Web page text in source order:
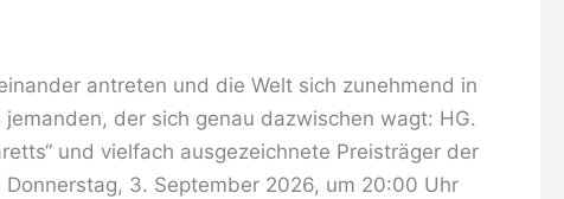
antreten und die Welt sich zunehmend in
der sich genau dazwischen wagt: HG.
und vielfach ausgezeichnete Preisträger der
3. September 2026, um 20:00 Uhr